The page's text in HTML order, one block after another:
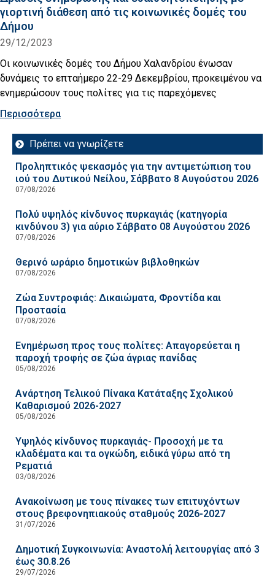
γιορτινή διάθεση από τις κοινωνικές δομές του
Δήμου
29/12/2023
Οι κοινωνικές δομές του Δήμου Χαλανδρίου ένωσαν
δυνάμεις το επταήμερο 22-29 Δεκεμβρίου, προκειμένου να
ενημερώσουν τους πολίτες για τις παρεχόμενες
Περισσότερα
Πρέπει να γνωρίζετε
Προληπτικός ψεκασμός για την αντιμετώπιση του
ιού του Δυτικού Νείλου, Σάββατο 8 Αυγούστου 2026
07/08/2026
Πολύ υψηλός κίνδυνος πυρκαγιάς (κατηγορία
κινδύνου 3) για αύριο Σάββατο 08 Αυγούστου 2026
07/08/2026
Θερινό ωράριο δημοτικών βιβλοθηκών
07/08/2026
Ζώα Συντροφιάς: Δικαιώματα, Φροντίδα και
Προστασία
07/08/2026
Ενημέρωση προς τους πολίτες: Απαγορεύεται η
παροχή τροφής σε ζώα άγριας πανίδας
05/08/2026
Ανάρτηση Τελικού Πίνακα Κατάταξης Σχολικού
Καθαρισμού 2026-2027
05/08/2026
Υψηλός κίνδυνος πυρκαγιάς- Προσοχή με τα
κλαδέματα και τα ογκώδη, ειδικά γύρω από τη
Ρεματιά
03/08/2026
Ανακοίνωση με τους πίνακες των επιτυχόντων
στους βρεφονηπιακούς σταθμούς 2026-2027
31/07/2026
Δημοτική Συγκοινωνία: Αναστολή λειτουργίας από 3
έως 30.8.26
29/07/2026